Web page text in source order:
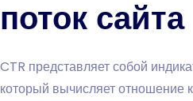
поток сайта
CTR представляет собой
который вычисляет отношение